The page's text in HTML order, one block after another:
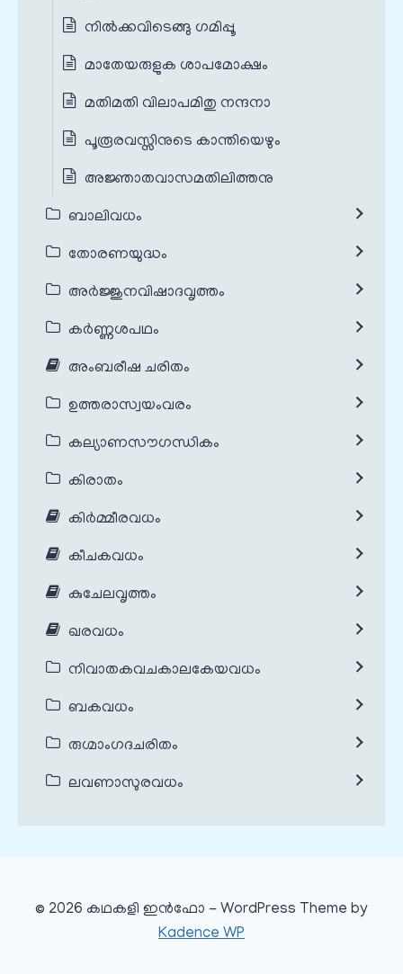
നിൽക്കവിടെങ്ങു ഗമിപ്പൂ
മാതേയരുളുക ശാപമോക്ഷം
മതിമതി വിലാപമിതു നന്ദനാ
പൂരൂരവസ്സിനുടെ കാന്തിയെഴും
അജ്ഞാതവാസമതിലിത്തനു
ബാലിവധം
തോരണയുദ്ധം
അർജ്ജുനവിഷാദവൃത്തം
കർണ്ണശപഥം
അംബരീഷ ചരിതം
ഉത്തരാസ്വയംവരം
കല്യാണസൗഗന്ധികം
കിരാതം
കിർമ്മീരവധം
കീചകവധം
കുചേലവൃത്തം
ഖരവധം
നിവാതകവചകാലകേയവധം
ബകവധം
രുഗ്മാംഗദചരിതം
ലവണാസുരവധം
© 2026 കഥകളി ഇൻഫോ - WordPress Theme by
Kadence WP